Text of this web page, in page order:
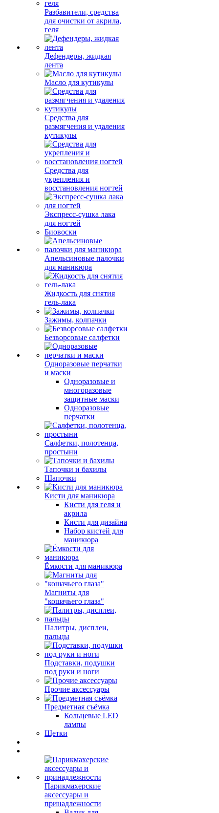
Разбавители, средства
для очистки от акрила,
геля
Дефендеры, жидкая
лента
Масло для кутикулы
Средства для
размягчения и удаления
кутикулы
Средства для
укрепления и
восстановления ногтей
Экспресс-сушка лака
для ногтей
Биовоски
Апельсиновые палочки
для маникюра
Жидкость для снятия
гель-лака
Зажимы, колпачки
Безворсовые салфетки
Одноразовые перчатки
и маски
Одноразовые и
многоразовые
защитные маски
Одноразовые
перчатки
Салфетки, полотенца,
простыни
Тапочки и бахилы
Шапочки
Кисти для маникюра
Кисти для геля и
акрила
Кисти для дизайна
Набор кистей для
маникюра
Ёмкости для маникюра
Магниты для
"кошачьего глаза"
Палитры, дисплеи,
пальцы
Подставки, подушки
под руки и ноги
Прочие аксессуары
Предметная съёмка
Кольцевые LED
лампы
Щетки
Парикмахерские
аксессуары и
принадлежности